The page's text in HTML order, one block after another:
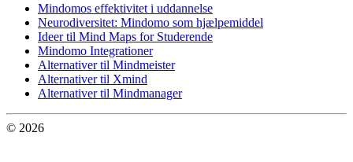
Mindomos effektivitet i uddannelse
Neurodiversitet: Mindomo som hjælpemiddel
Ideer til Mind Maps for Studerende
Mindomo Integrationer
Alternativer til Mindmeister
Alternativer til Xmind
Alternativer til Mindmanager
© 2026